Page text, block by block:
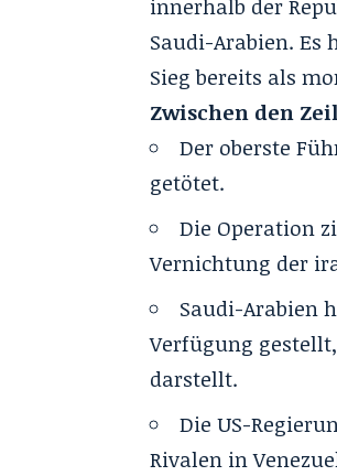
innerhalb der
Saudi-Arabien.
Sieg bereits als
Zwischen den
Der oberste
getötet.
Die Operation
Vernichtung der
Saudi-Arabien
Verfügung
darstellt.
Die US-
Rivalen in